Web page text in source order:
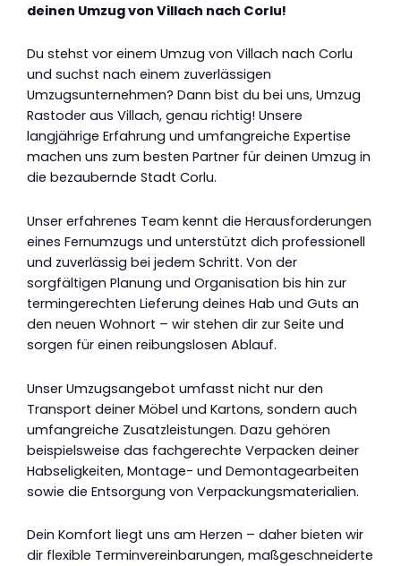
deinen Umzug von Villach nach Corlu!
Du stehst vor einem Umzug von Villach nach Corlu
und suchst nach einem zuverlässigen
Umzugsunternehmen? Dann bist du bei uns, Umzug
Rastoder aus Villach, genau richtig! Unsere
langjährige Erfahrung und umfangreiche Expertise
machen uns zum besten Partner für deinen Umzug in
die bezaubernde Stadt Corlu.
Unser erfahrenes Team kennt die Herausforderungen
eines Fernumzugs und unterstützt dich professionell
und zuverlässig bei jedem Schritt. Von der
sorgfältigen Planung und Organisation bis hin zur
termingerechten Lieferung deines Hab und Guts an
den neuen Wohnort – wir stehen dir zur Seite und
sorgen für einen reibungslosen Ablauf.
Unser Umzugsangebot umfasst nicht nur den
Transport deiner Möbel und Kartons, sondern auch
umfangreiche Zusatzleistungen. Dazu gehören
beispielsweise das fachgerechte Verpacken deiner
Habseligkeiten, Montage- und Demontagearbeiten
sowie die Entsorgung von Verpackungsmaterialien.
Dein Komfort liegt uns am Herzen – daher bieten wir
dir flexible Terminvereinbarungen, maßgeschneiderte